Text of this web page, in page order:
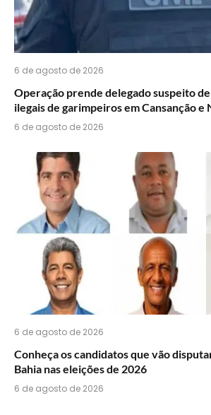
6 de agosto de 2026
Operação prende delegado suspeito
ilegais de garimpeiros em Cansanção e
6 de agosto de 2026
6 de agosto de 2026
Conheça os candidatos que vão
Bahia nas eleições de 2026
6 de agosto de 2026